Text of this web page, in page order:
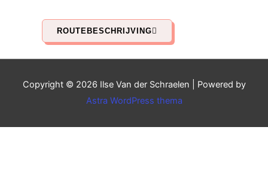
ROUTEBESCHRIJVING
Copyright © 2026 Ilse Van der Schraelen | Powered by
Astra WordPress thema